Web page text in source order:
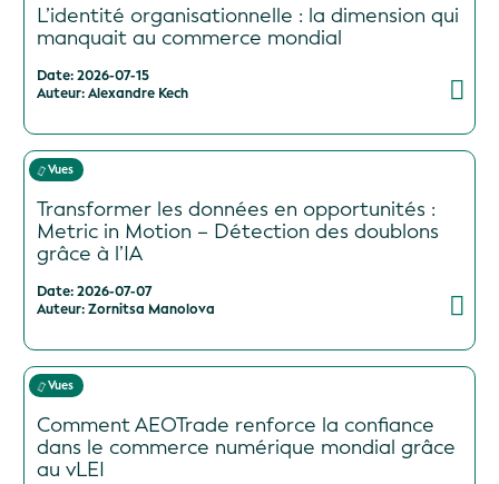
L’identité organisationnelle : la dimension qui
manquait au commerce mondial
Date: 2026-07-15
Auteur: Alexandre Kech
Vues
Transformer les données en opportunités :
Metric in Motion – Détection des doublons
grâce à l’IA
Date: 2026-07-07
Auteur: Zornitsa Manolova
Vues
Comment AEOTrade renforce la confiance
dans le commerce numérique mondial grâce
au vLEI